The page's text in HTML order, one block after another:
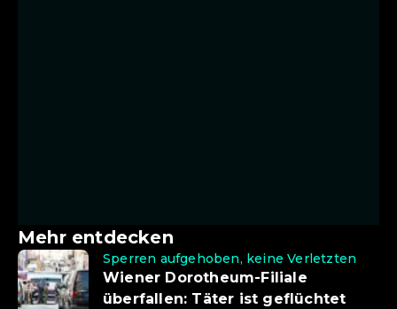
Mehr entdecken
Sperren aufgehoben, keine Verletzten
Wiener Dorotheum-Filiale
überfallen: Täter ist geflüchtet